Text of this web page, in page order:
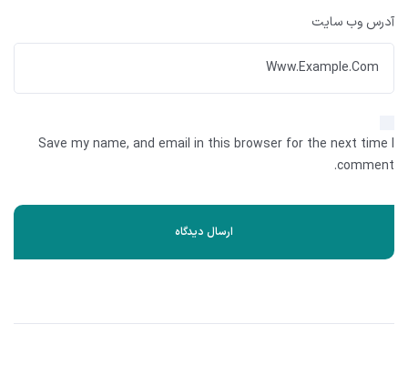
آدرس وب سایت
Save my name, and email in this browser for the next time I
comment.